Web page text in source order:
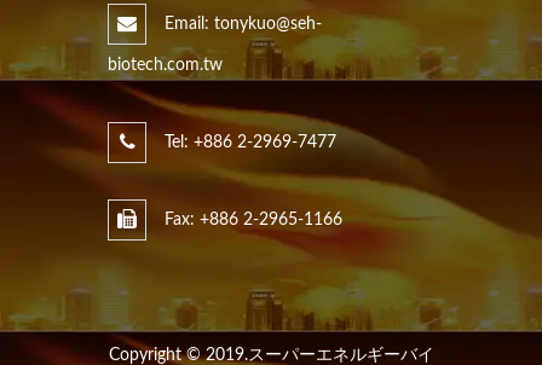
Email: tonykuo@seh-
biotech.com.tw
Tel: +886 2-2969-7477
Fax: +886 2-2965-1166
Copyright © 2019.スーパーエネルギーバイ